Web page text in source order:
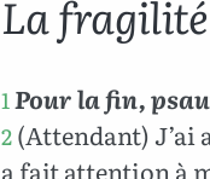
La fragilité
1Pour la fin,
2(Attendant) J’ai
a fait attention à